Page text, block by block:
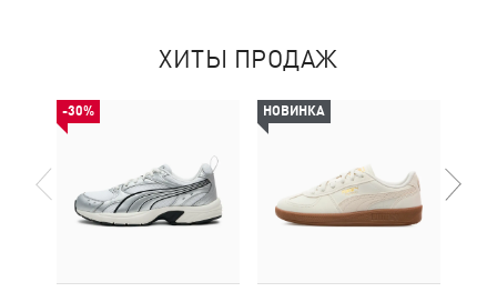
ХИТЫ ПРОДАЖ
-30% НОВИНКА